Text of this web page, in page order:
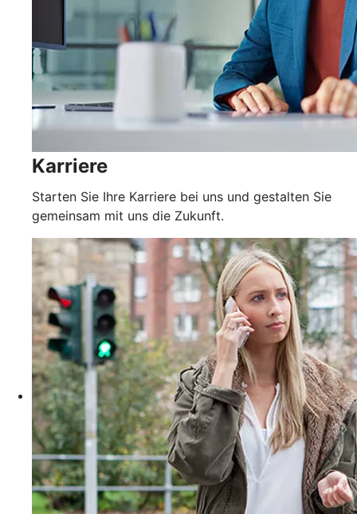
Karriere
Starten Sie Ihre Karriere bei uns und gestalten Sie
gemeinsam mit uns die Zukunft.